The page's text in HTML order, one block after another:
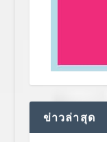
ข่าวล่าสุด